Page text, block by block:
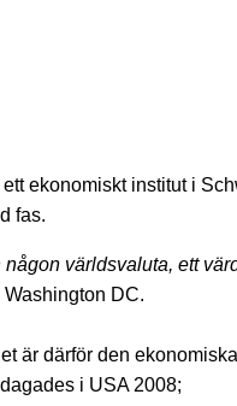
ekonomiskt institut i
fas.
världsvaluta, ett
DC.
är därför den
i USA 2008;